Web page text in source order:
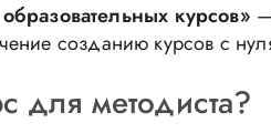
курсов»
созданию курсов с
для методиста?